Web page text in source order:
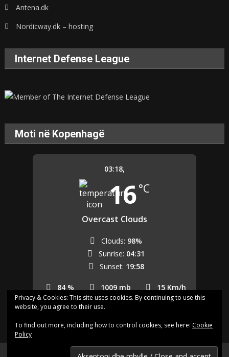
Antena.dk
Nordicway.dk – hosting
Internet Defense League
Moti në Kopenhagë
03:18,
16°C
Overcast Clouds
84 % 1009 mb 15 Km/h
Clouds: 98%
Sunrise: 04:31
Sunset: 19:58
Last updated: 03:17
Shqip.dk - Lajme të zgjedhura për Ju
Privacy & Cookies: This site uses cookies. By continuing to use this
website, you agree to their use.
To find out more, including how to control cookies, see here: Cookie
Policy